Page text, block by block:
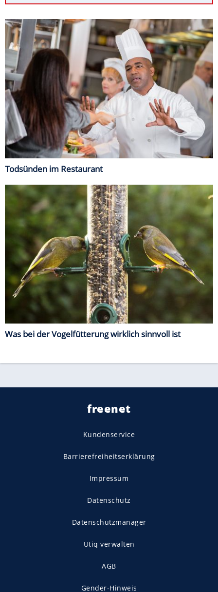
Todsünden im Restaurant
Was bei der Vogelfütterung wirklich sinnvoll ist
freenet
Kundenservice
Barrierefreiheitserklärung
Impressum
Datenschutz
Datenschutzmanager
Utiq verwalten
AGB
Gender-Hinweis